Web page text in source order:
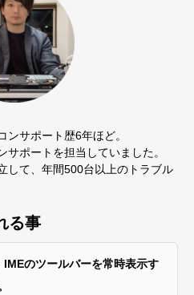
サポート歴6年ほど。
サポートを担当していました。
して、年間500台以上のトラブル
る事
のツールバーを常時表示す